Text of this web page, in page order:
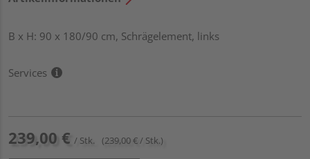
B x H: 90 x 180/90 cm, Schrägelement, links
Services
239,00 € / Stk. (239,00 € / Stk.)